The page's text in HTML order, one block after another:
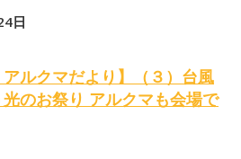
日
アルクマだより】（３）台風
のお祭り アルクマも会場で